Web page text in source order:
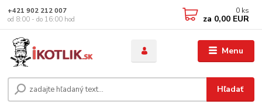
Menu
Hľadať
+421 902 212 007
od 8:00 - do 16:00 hod
0 ks
za 0,00 EUR